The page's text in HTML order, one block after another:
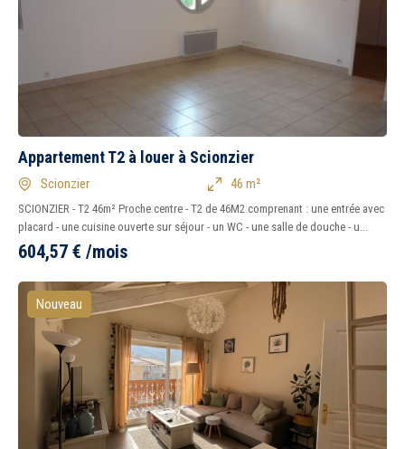
Appartement T2 à louer à Scionzier
Scionzier 46 m²
SCIONZIER - T2 46m² Proche centre - T2 de 46M2 comprenant : une entrée avec
placard - une cuisine ouverte sur séjour - un WC - une salle de douche - u...
604,57 € /mois
Nouveau